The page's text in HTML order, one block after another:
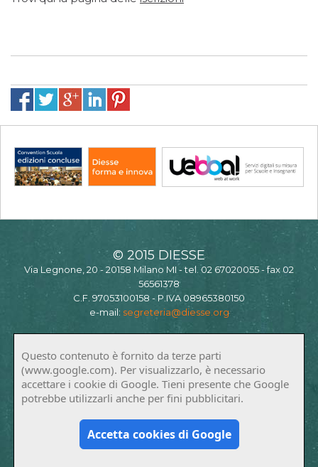
© 2015 DIESSE
Via Legnone, 20 - 20158 Milano MI - tel. 02 67020055 - fax 02
56561378
C.F. 97053100158 - P.IVA 08965380150
e-mail: segreteria@diesse.org
Questo contenuto è fornito da terze parti
(www.google.com). Per visualizzarlo, è necessario
accettare i cookie di Google. Tieni presente che Google
potrebbe utilizzarli anche per fini pubblicitari.
Accetta cookies di Google